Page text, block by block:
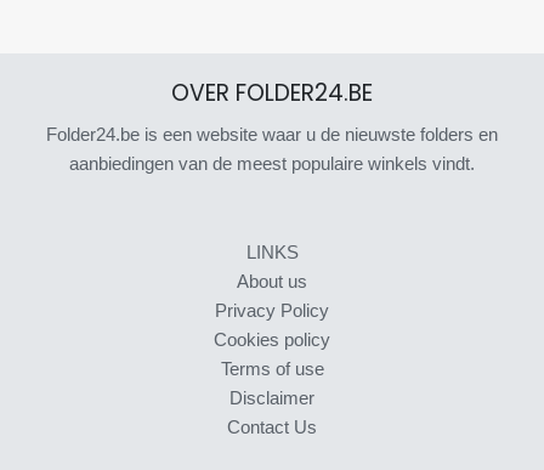
OVER FOLDER24.BE
Folder24.be is een website waar u de nieuwste folders en
aanbiedingen van de meest populaire winkels vindt.
LINKS
About us
Privacy Policy
Cookies policy
Terms of use
Disclaimer
Contact Us